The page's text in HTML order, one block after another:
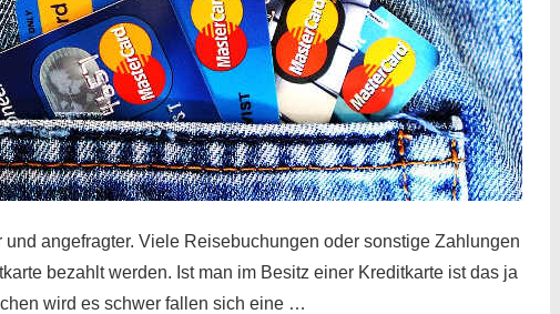
angefragter. Viele Reisebuchungen oder sonstige Zahlungen
bezahlt werden. Ist man im Besitz einer Kreditkarte ist das ja
wird es schwer fallen sich eine …